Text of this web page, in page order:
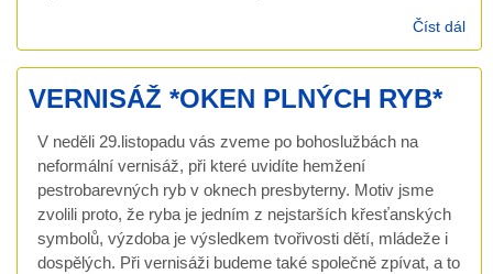
Číst dál
VERNISÁŽ *OKEN PLNÝCH RYB*
V neděli 29.listopadu vás zveme po bohoslužbách na
neformální vernisáž, při které uvidíte hemžení
pestrobarevných ryb v oknech presbyterny. Motiv jsme
zvolili proto, že ryba je jedním z nejstarších křesťanských
symbolů, výzdoba je výsledkem tvořivosti dětí, mládeže i
dospělých. Při vernisáži budeme také společně zpívat, a to